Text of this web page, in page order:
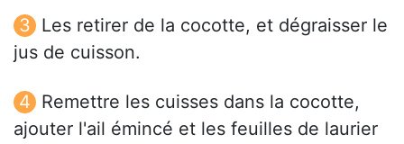
Les retirer de la cocotte, et dégraisser le
jus de cuisson.
Remettre les cuisses dans la cocotte,
ajouter l'ail émincé et les feuilles de laurier